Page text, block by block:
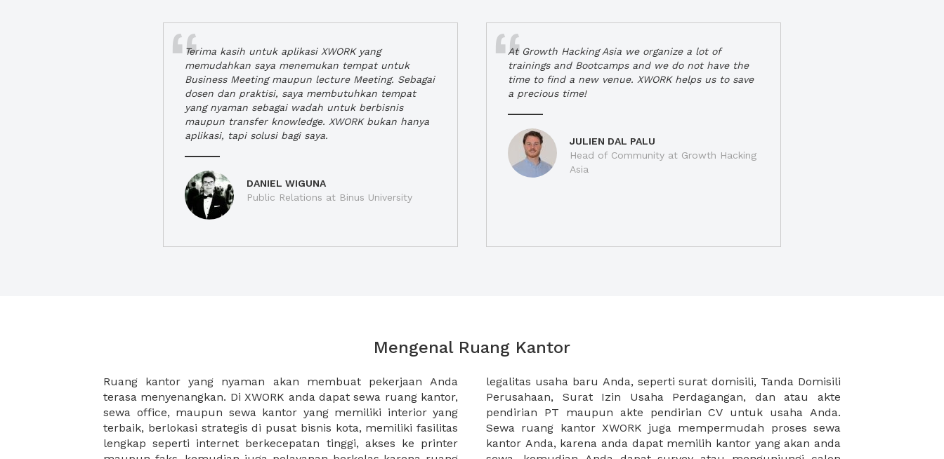
Terima kasih untuk aplikasi XWORK yang
memudahkan saya menemukan tempat untuk
Business Meeting maupun lecture Meeting. Sebagai
dosen dan praktisi, saya membutuhkan tempat
yang nyaman sebagai wadah untuk berbisnis
maupun transfer knowledge. XWORK bukan hanya
aplikasi, tapi solusi bagi saya.
DANIEL WIGUNA
Public Relations at Binus University
At Growth Hacking Asia we organize a lot of
trainings and Bootcamps and we do not have the
time to find a new venue. XWORK helps us to save
a precious time!
JULIEN DAL PALU
Head of Community at Growth Hacking
Asia
Mengenal Ruang Kantor
Ruang kantor yang nyaman akan membuat pekerjaan Anda
terasa menyenangkan. Di XWORK anda dapat sewa ruang kantor,
sewa office, maupun sewa kantor yang memiliki interior yang
terbaik, berlokasi strategis di pusat bisnis kota, memiliki fasilitas
lengkap seperti internet berkecepatan tinggi, akses ke printer
legalitas usaha baru Anda, seperti surat domisili, Tanda Domisili
Perusahaan, Surat Izin Usaha Perdagangan, dan atau akte
pendirian PT maupun akte pendirian CV untuk usaha Anda.
Sewa ruang kantor XWORK juga mempermudah proses sewa
kantor Anda, karena anda dapat memilih kantor yang akan anda